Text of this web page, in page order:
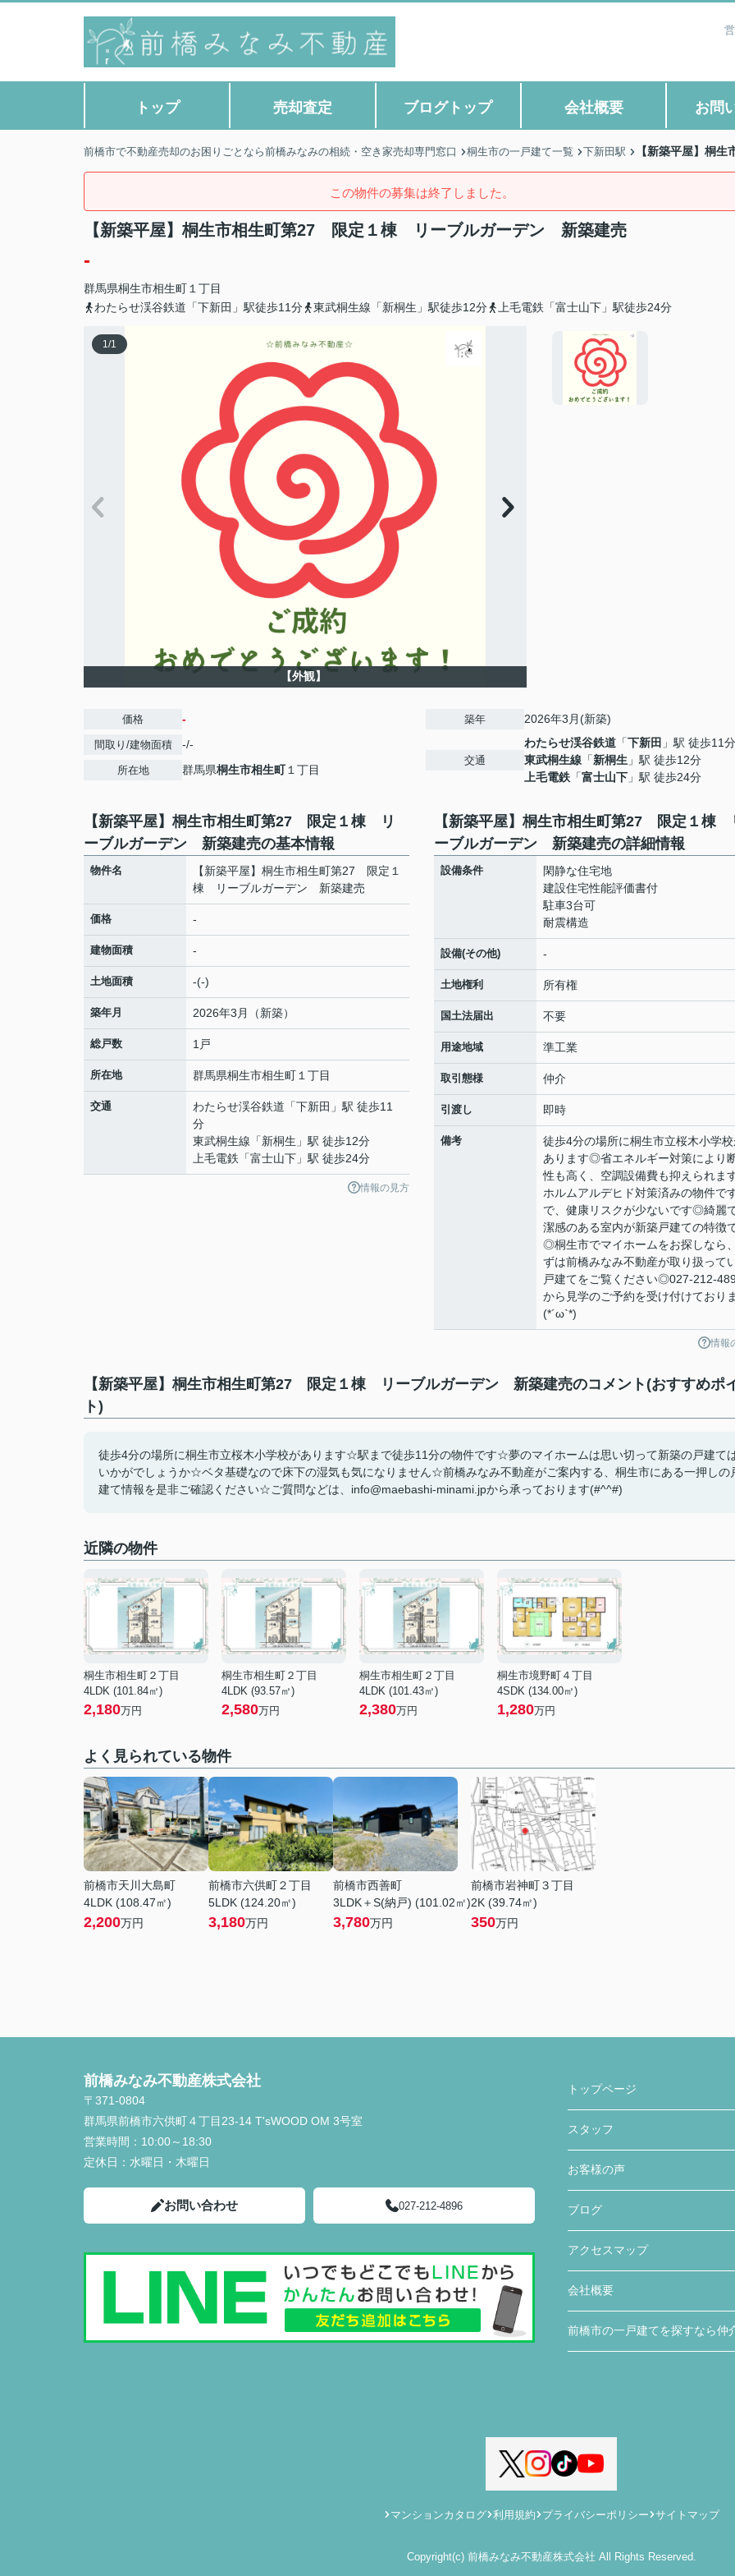
トップ 売却査定 ブログトップ 会社概要 お問
前橋市で不動産売却のお困りごとなら前橋みなみの相続・空き家売却専門窓口 桐生市の一戸建て一覧 下新田駅 【新築平屋】桐
この物件の募集は終了しました。
【新築平屋】桐生市相生町第27 限定１棟 リーブルガーデン 新築建売
-
群馬県桐生市相生町 １丁目
わたらせ渓谷鉄道「下新田」駅徒歩11分
東武桐生線「新桐生」駅徒歩12分 上毛電鉄「富士山下」駅徒歩24分
1/1
【外観】
価格 -
間取り/建物面積 -/-
所在地 群馬県桐生市相生町１丁目
築年 2026年3月(新築)
交通
わたらせ渓谷鉄道 「下新田 」駅 徒歩11分
東武桐生線 「新桐生 」駅 徒歩12分
上毛電鉄 「富士山下 」駅 徒歩24分
【新築平屋】桐生市相生町第27 限定１棟 リ
ーブルガーデン 新築建売の基本情報
物件名
【新築平屋】桐生市相生町第27 限定１
棟 リーブルガーデン 新築建売
価格 -
建物面積 -
土地面積 -(-)
築年月 2026年3月（新築）
総戸数 1戸
所在地 群馬県桐生市相生町 １丁目
交通 わたらせ渓谷鉄道 「下新田 」駅 徒歩11
分
東武桐生線 「新桐生 」駅 徒歩12分
上毛電鉄 「富士山下 」駅 徒歩24分
情報の見方
【新築平屋】桐生市相生町第27 限定１棟
ーブルガーデン 新築建売の詳細情報
設備条件
閑静な住宅地
建設住宅性能評価書付
駐車3台可
耐震構造
設備(その他) -
土地権利 所有権
国土法届出 不要
用途地域 準工業
取引態様 仲介
引渡し 即時
備考
徒歩4分の場所に桐生市立桜木小学
あります◎省エネルギー対策により
性も高く、空調設備費も抑えられま
ホルムアルデヒド対策済みの物件で
で、健康リスクが少ないです◎綺麗
潔感のある室内が新築戸建ての特徴
◎桐生市でマイホームをお探しなら
ずは前橋みなみ不動産が取り扱って
戸建てをご覧ください◎027-212-
から見学のご予約を受け付けており
(*´ω`*)
情報
【新築平屋】桐生市相生町第27 限定１棟 リーブルガーデン 新築建売のコメント(おすすめポ
ト)
徒歩4分の場所に桐生市立桜木小学校があります☆駅まで徒歩11分の物件です☆夢のマイホームは思い切って新築の戸建て
いかがでしょうか☆ベタ基礎なので床下の湿気も気になりません☆前橋みなみ不動産がご案内する、桐生市にある一押しの
建て情報を是非ご確認ください☆ご質問などは、info@maebashi-minami.jpから承っております(#^^#)
近隣の物件
桐生市相生町２丁目
4LDK (101.84㎡)
2,180万円
桐生市相生町２丁目
4LDK (93.57㎡)
2,580万円
桐生市相生町２丁目
4LDK (101.43㎡)
2,380万円
桐生市境野町４丁目
4SDK (134.00㎡)
1,280万円
よく見られている物件
前橋市天川大島町
4LDK (108.47㎡)
2,200万円
前橋市六供町２丁目
5LDK (124.20㎡)
3,180万円
前橋市西善町
3LDK＋S(納戸) (101.02㎡)
3,780万円
前橋市岩神町３丁目
2K (39.74㎡)
350万円
前橋みなみ不動産株式会社
〒371-0804
群馬県前橋市六供町４丁目23‐14 T'sWOOD OM 3号室
営業時間： 10:00～18:30
定休日： 水曜日・木曜日
お問い合わせ 027-212-4896
トップページ
スタッフ
お客様の声
ブログ
アクセスマップ
会社概要
前橋市の一戸建てを探すなら仲
マンションカタログ 利用規約 プライバシーポリシー サイトマップ
Copyright(c) 前橋みなみ不動産株式会社 All Rights Reserved.